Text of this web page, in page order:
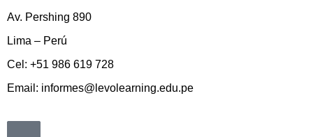
Av. Pershing 890
Lima – Perú
Cel: +51 986 619 728
Email: informes@levolearning.edu.pe